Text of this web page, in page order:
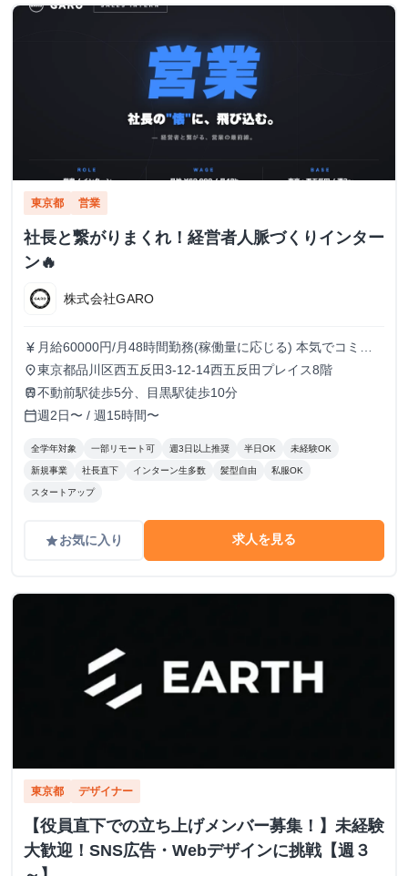
東京都 営業
社長と繋がりまくれ！経営者人脈づくりインター
ン🔥
株式会社GARO
currency_yen 月給60000円/月48時間勤務(稼働量に応じる) 本気でコミッ
トすれば、学生でも圧倒的な実績と報酬を得られる環境で
す！
place東京都品川区西五反田3-12-14西五反田プレイス8階
train不動前駅徒歩5分、目黒駅徒歩10分
calendar_today週2日〜 / 週15時間〜
全学年対象 一部リモート可 週3日以上推奨 半日OK 未経験OK
新規事業 社長直下 インターン生多数 髪型自由 私服OK
スタートアップ
gradeお気に入り 求人を見る
東京都 デザイナー
【役員直下での立ち上げメンバー募集！】未経験
大歓迎！SNS広告・Webデザインに挑戦【週３